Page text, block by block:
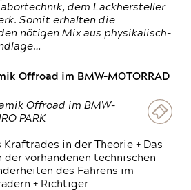
dem Lackhersteller
Somit erhalten die
nötigen Mix aus physikalisch-
Offroad im BMW-MOTORRAD
Offroad im BMW-
PARK
Kraftrades in der Theorie + Das
der vorhandenen technischen
des Fahrens im
+ Richtiger